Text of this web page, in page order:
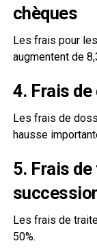
chèques
Les frais pour
augmentent de
4. Frais
Les frais de
hausse
5. Frais
Les frais de
50%.